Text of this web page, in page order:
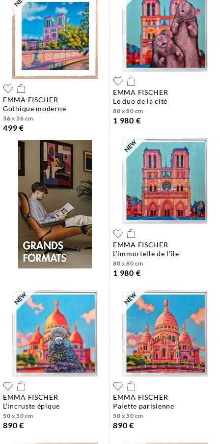
EMMA FISCHER
gothique moderne
36 x 36 cm
499 €
EMMA FISCHER
le duo de la cité
80 x 80 cm
1 980 €
EMMA FISCHER
l'immortelle de l'île
80 x 80 cm
1 980 €
EMMA FISCHER
l'incruste épique
50 x 50 cm
890 €
EMMA FISCHER
palette parisienne
50 x 50 cm
890 €